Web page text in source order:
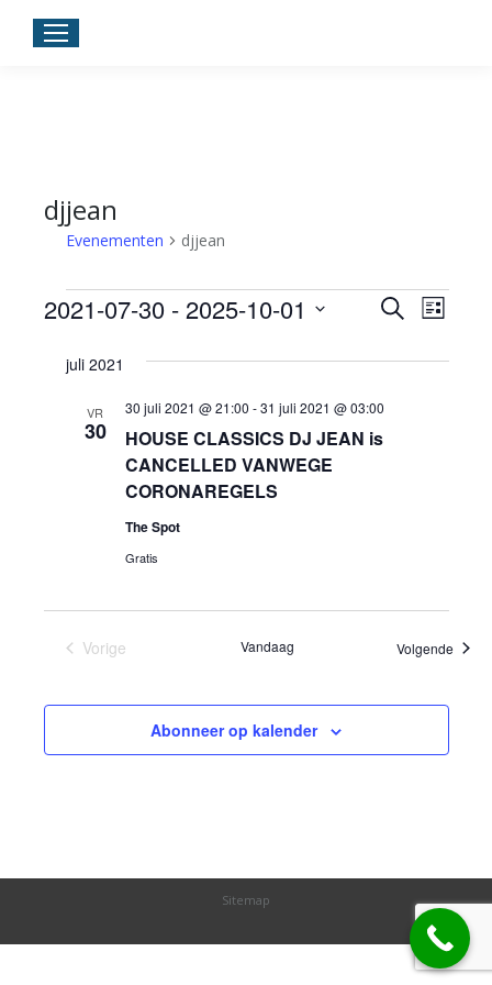
djjean
Evenementen djjean
Evenementen
en
Zoeken
Lijst
2021-07-30 - 2025-10-01
eenjuli 2021
VR
30
HOUSE CLASSICS DJ JEAN is
CANCELLED VANWEGE
CORONAREGELS
30 juli 2021 @ 21:00 -31 juli 2021 @ 03:00
The Spot
Gratis
Vorige
Vandaag Volgende
Abonneer op kalender
Sitemap